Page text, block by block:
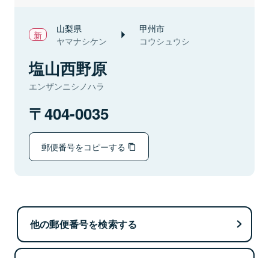
山梨県
ヤマナシケン
甲州市
コウシュウシ
塩山西野原
エンザンニシノハラ
404-0035
郵便番号をコピーする
他の郵便番号を検索する